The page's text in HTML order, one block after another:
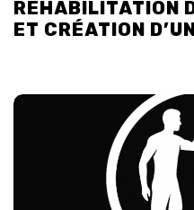
RÉHABILITATION
ET CRÉATION